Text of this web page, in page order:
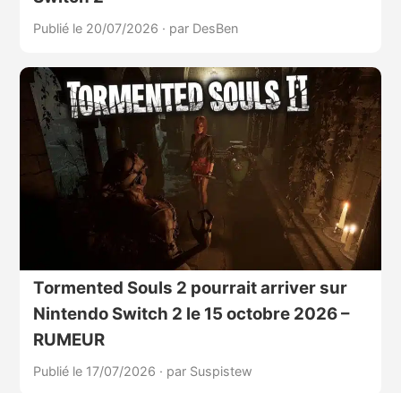
Publié le 20/07/2026 · par DesBen
Tormented Souls 2 pourrait arriver sur
Nintendo Switch 2 le 15 octobre 2026 –
RUMEUR
Publié le 17/07/2026 · par Suspistew